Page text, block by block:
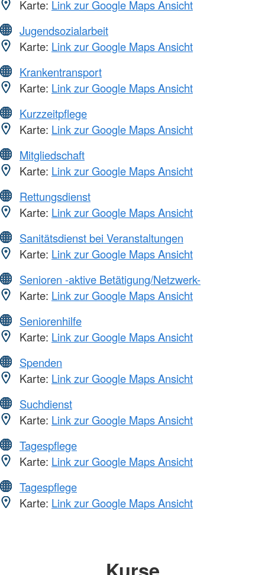
Karte: Link zur Google Maps Ansicht
Jugendsozialarbeit
Karte: Link zur Google Maps Ansicht
Krankentransport
Karte: Link zur Google Maps Ansicht
Kurzzeitpflege
Karte: Link zur Google Maps Ansicht
Mitgliedschaft
Karte: Link zur Google Maps Ansicht
Rettungsdienst
Karte: Link zur Google Maps Ansicht
Sanitätsdienst bei Veranstaltungen
Karte: Link zur Google Maps Ansicht
Senioren -aktive Betätigung/Netzwerk-
Karte: Link zur Google Maps Ansicht
Seniorenhilfe
Karte: Link zur Google Maps Ansicht
Spenden
Karte: Link zur Google Maps Ansicht
Suchdienst
Karte: Link zur Google Maps Ansicht
Tagespflege
Karte: Link zur Google Maps Ansicht
Tagespflege
Karte: Link zur Google Maps Ansicht